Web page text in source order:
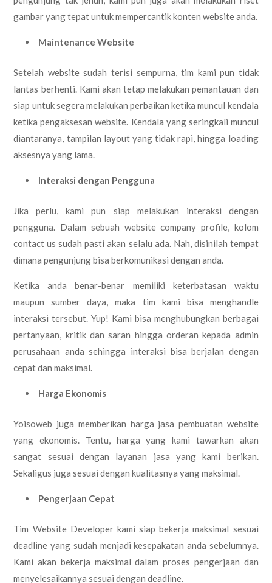
gambar yang tepat untuk mempercantik konten website anda.
Maintenance Website
Setelah website sudah terisi sempurna, tim kami pun tidak
lantas berhenti. Kami akan tetap melakukan pemantauan dan
siap untuk segera melakukan perbaikan ketika muncul kendala
ketika pengaksesan website. Kendala yang seringkali muncul
diantaranya, tampilan layout yang tidak rapi, hingga loading
aksesnya yang lama.
Interaksi dengan Pengguna
Jika perlu, kami pun siap melakukan interaksi dengan
pengguna. Dalam sebuah website company profile, kolom
contact us sudah pasti akan selalu ada. Nah, disinilah tempat
dimana pengunjung bisa berkomunikasi dengan anda.
Ketika anda benar-benar memiliki keterbatasan waktu
maupun sumber daya, maka tim kami bisa menghandle
interaksi tersebut. Yup! Kami bisa menghubungkan berbagai
pertanyaan, kritik dan saran hingga orderan kepada admin
perusahaan anda sehingga interaksi bisa berjalan dengan
cepat dan maksimal.
Harga Ekonomis
Yoisoweb juga memberikan harga jasa pembuatan website
yang ekonomis. Tentu, harga yang kami tawarkan akan
sangat sesuai dengan layanan jasa yang kami berikan.
Sekaligus juga sesuai dengan kualitasnya yang maksimal.
Pengerjaan Cepat
Tim Website Developer kami siap bekerja maksimal sesuai
deadline yang sudah menjadi kesepakatan anda sebelumnya.
Kami akan bekerja maksimal dalam proses pengerjaan dan
menyelesaikannya sesuai dengan deadline.